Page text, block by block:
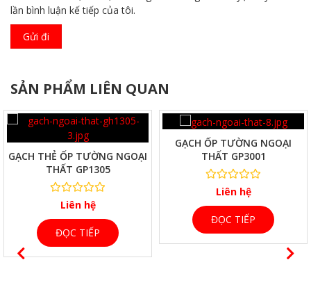
lần bình luận kế tiếp của tôi.
SẢN PHẨM LIÊN QUAN
GẠCH THẺ ỐP TƯỜNG NGOẠI
THẤT GP1305
Liên hệ
ĐỌC TIẾP
XEM NHANH
GẠCH ỐP TƯỜNG NGOẠI
THẤT GP3001
Liên hệ
ĐỌC TIẾP
XEM NHANH